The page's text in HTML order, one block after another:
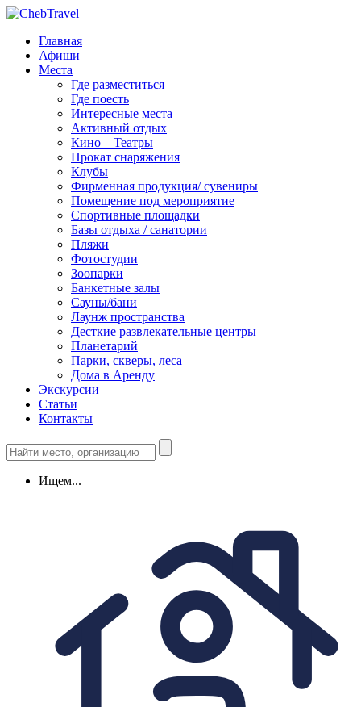
Главная
Афиши
Места
Где разместиться
Где поесть
Интересные места
Активный отдых
Кино – Театры
Прокат снаряжения
Клубы
Фирменная продукция/ сувениры
Помещение под мероприятие
Спортивные площадки
Базы отдыха / санатории
Пляжи
Фотостудии
Зоопарки
Банкетные залы
Сауны/бани
Лаунж пространства
Десткие развлекательные центры
Планетарий
Парки, скверы, леса
Дома в Аренду
Экскурсии
Статьи
Контакты
Ищем...